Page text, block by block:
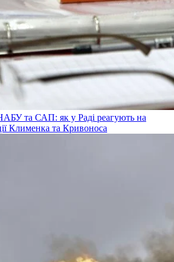
та САП: як у Раді реагують на
Клименка та Кривоноса